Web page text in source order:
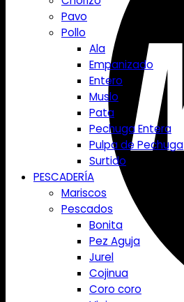
Pavo
Pollo
Ala
Empanizado
Entero
Muslo
Pata
Pechuga Entera
Pulpa de Pechuga
Surtido
PESCADERÍA
Mariscos
Pescados
Bonita
Pez Aguja
Jurel
Cojinua
Coro coro